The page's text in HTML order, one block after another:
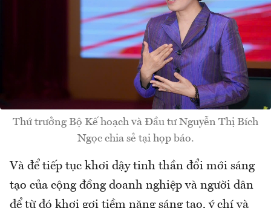
Thứ trưởng Bộ Kế hoạch và Đầu tư Nguyễn Thị Bích
Ngọc chia sẻ tại họp báo.
Và để tiếp tục khơi dậy tinh thần đổi mới sáng
tạo của cộng đồng doanh nghiệp và người dân
để từ đó khơi gợi tiềm năng sáng tạo, ý chí và